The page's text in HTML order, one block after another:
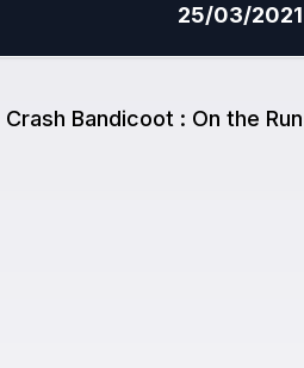
25/03/2021
Crash Bandicoot : On the Run